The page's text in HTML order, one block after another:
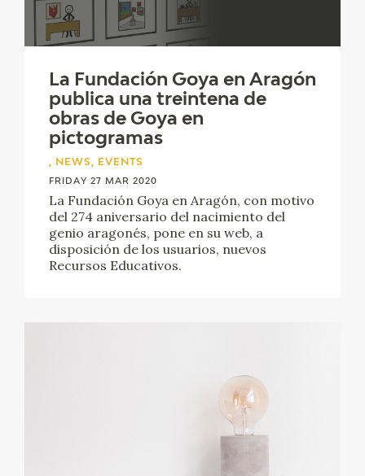
La Fundación Goya en Aragón
publica una treintena de
obras de Goya en
pictogramas
, NEWS, EVENTS
FRIDAY 27 MAR 2020
La Fundación Goya en Aragón, con motivo
del 274 aniversario del nacimiento del
genio aragonés, pone en su web, a
disposición de los usuarios, nuevos
Recursos Educativos.